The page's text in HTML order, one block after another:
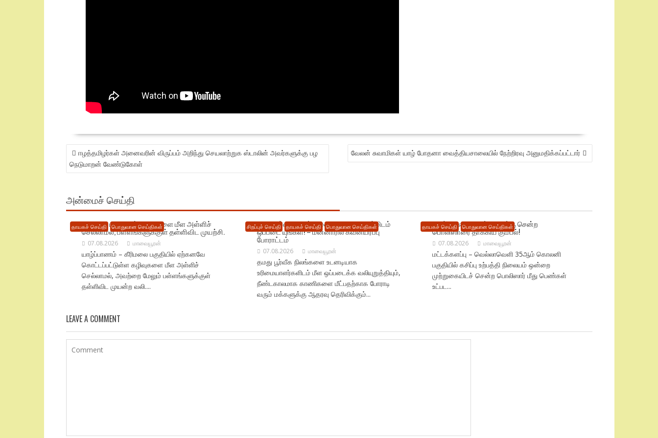
POST
NAVIGATION
ஈழத்தமிழர்கள் அனைவரின் விருப்பம் அறிந்து செயலாற்றுக ஸ்டாலின் அவர்களுக்கு பழ
நெடுமாறன் வேண்டுகோள்
வேலன் சுவாமிகள் யாழ் போதனா வைத்தியசாலையில் நேற்றிரவு அனுமதிக்கப்பட்டார்
அன்மைச் செய்தி
தாயகச் செய்தி பொதுவான செய்திகள்
கீரிமலை பகுதியில் கழிவுகளை மீள அள்ளிச்
செல்லாமல், பள்ளங்களுக்குள் தள்ளிவிட முயற்சி.
07.08.2026 மாவையூரன்
யாழ்ப்பாணம் – கீரிமலை பகுதியில் ஏற்கனவே
கொட்டப்பட்டுள்ள கழிவுகளை மீள அள்ளிச்
செல்லாமல், அவற்றை மேலும் பள்ளங்களுக்குள்
தள்ளிவிட முயன்ற வலி....
சிறப்புச் செய்தி தாயகச் செய்தி பொதுவான செய்திகள்
எமது பூர்வீக நிலங் களை உடனடியாக எம்மிடம்
ஒப்படை யுங்கள்! – மன்னாரில் கவனயீர்ப்பு
போராட்டம்
07.08.2026 மாவையூரன்
தமது பூர்வீக நிலங்களை உடனடியாக
உரிமையாளர்களிடம் மீள ஒப்படைக்க வலியுறுத்தியும்,
நீண்டகாலமாக காணிகளை மீட்பதற்காக போராடி
வரும் மக்களுக்கு ஆதரவு தெரிவிக்கும்...
தாயகச் செய்தி பொதுவான செய்திகள்
கசிப்பு நிலைய முற்றுகைக்கு சென்ற
பொலிஸாரை தாக்கிய கும்பல்!
07.08.2026 மாவையூரன்
மட்டக்களப்பு – வெல்லாவெளி 35ஆம் கொலனி
பகுதியில் கசிப்பு உற்பத்தி நிலையம் ஒன்றை
முற்றுகையிடச் சென்ற பொலிஸார் மீது பெண்கள்
உட்பட...
LEAVE A COMMENT